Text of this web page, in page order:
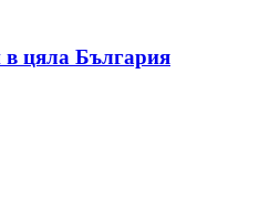
в цяла България